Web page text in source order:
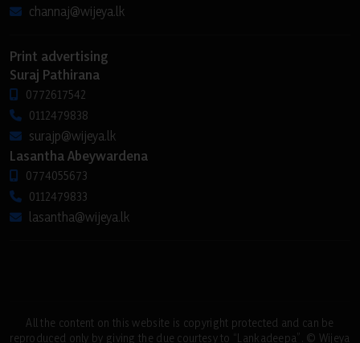
channaj@wijeya.lk
Print advertising
Suraj Pathirana
0772617542
0112479838
surajp@wijeya.lk
Lasantha Abeywardena
0774055673
0112479833
lasantha@wijeya.lk
All the content on this website is copyright protected and can be
reproduced only by giving the due courtesy to “Lankadeepa”. © Wijeya